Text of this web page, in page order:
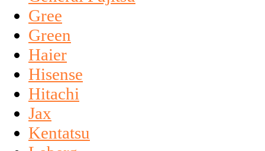
Gree
Green
Haier
Hisense
Hitachi
Jax
Kentatsu